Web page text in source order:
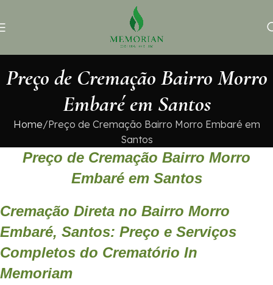
Preço de Cremação Bairro Morro
Embaré em Santos
Home Preço de Cremação Bairro Morro Embaré em
Santos
Preço de Cremação Bairro Morro
Embaré em Santos
Cremação Direta no Bairro Morro
Embaré, Santos: Preço e Serviços
Completos do Crematório In
Memoriam